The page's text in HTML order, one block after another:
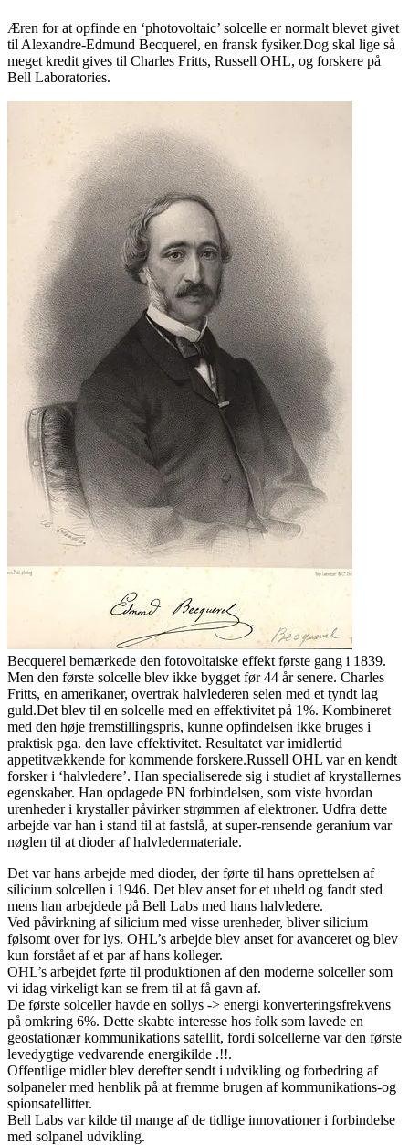
Æren for at opfinde en ‘photovoltaic’ solcelle er normalt blevet givet
til Alexandre-Edmund Becquerel, en fransk fysiker.Dog skal lige så
meget kredit gives til Charles Fritts, Russell OHL, og forskere på
Bell Laboratories.
Becquerel bemærkede den fotovoltaiske effekt første gang i 1839.
Men den første solcelle blev ikke bygget før 44 år senere. Charles
Fritts, en amerikaner, overtrak halvlederen selen med et tyndt lag
guld.Det blev til en solcelle med en effektivitet på 1%. Kombineret
med den høje fremstillingspris, kunne opfindelsen ikke bruges i
praktisk pga. den lave effektivitet. Resultatet var imidlertid
appetitvækkende for kommende forskere.Russell OHL var en kendt
forsker i ‘halvledere’. Han specialiserede sig i studiet af krystallernes
egenskaber. Han opdagede PN forbindelsen, som viste hvordan
urenheder i krystaller påvirker strømmen af elektroner. Udfra dette
arbejde var han i stand til at fastslå, at super-rensende geranium var
nøglen til at dioder af halvledermateriale.
Det var hans arbejde med dioder, der førte til hans oprettelsen af
silicium solcellen i 1946. Det blev anset for et uheld og fandt sted
mens han arbejdede på Bell Labs med hans halvledere.
Ved påvirkning af silicium med visse urenheder, bliver silicium
følsomt over for lys. OHL’s arbejde blev anset for avanceret og blev
kun forstået af et par af hans kolleger.
OHL’s arbejdet førte til produktionen af den moderne solceller som
vi idag virkeligt kan se frem til at få gavn af.
De første solceller havde en sollys -> energi konverteringsfrekvens
på omkring 6%. Dette skabte interesse hos folk som lavede en
geostationær kommunikations satellit, fordi solcellerne var den første
levedygtige vedvarende energikilde .!!.
Offentlige midler blev derefter sendt i udvikling og forbedring af
solpaneler med henblik på at fremme brugen af kommunikations-og
spionsatellitter.
Bell Labs var kilde til mange af de tidlige innovationer i forbindelse
med solpanel udvikling.